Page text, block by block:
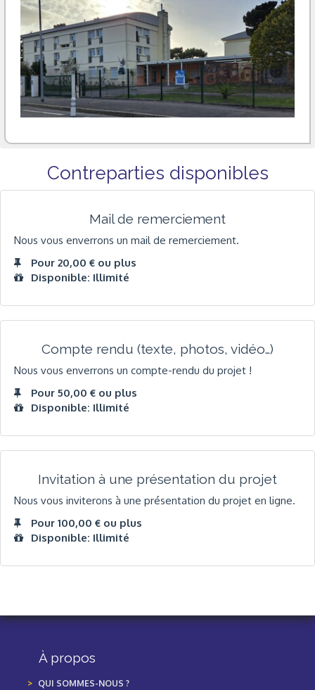
Contreparties disponibles
Mail de remerciement
Nous vous enverrons un mail de remerciement.
Pour 20,00 € ou plus
Disponible: Illimité
Compte rendu (texte, photos, vidéo…)
Nous vous enverrons un compte-rendu du projet !
Pour 50,00 € ou plus
Disponible: Illimité
Invitation à une présentation du projet
Nous vous inviterons à une présentation du projet en ligne.
Pour 100,00 € ou plus
Disponible: Illimité
À propos
QUI SOMMES-NOUS ?